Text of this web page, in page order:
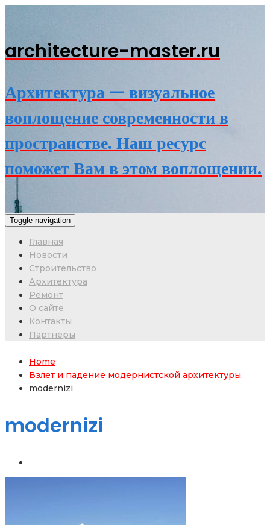
architecture-master.ru
Архитектура — визуальное
воплощение современности в
пространстве. Наш ресурс
поможет Вам в этом воплощении.
Toggle navigation
Главная
Новости
Строительство
Архитектура
Ремонт
О сайте
Контакты
Партнеры
Home
Взлет и падение модернистской архитектуры.
modernizi
modernizi